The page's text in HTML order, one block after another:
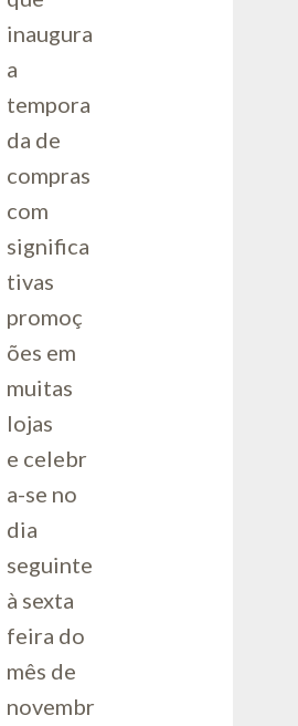
inaugura
a
tempora
da de
compras
com
significa
tivas
promoç
ões em
muitas
lojas
e celebr
a-se no
dia
seguinte
à sexta
feira do
mês de
novembr